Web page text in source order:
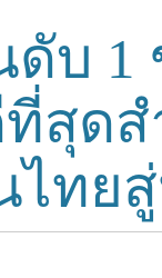
บ 1
สุด
ไทย